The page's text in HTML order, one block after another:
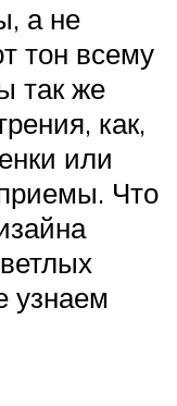
а не
тон всему
так же
как,
или
Что
узнаем